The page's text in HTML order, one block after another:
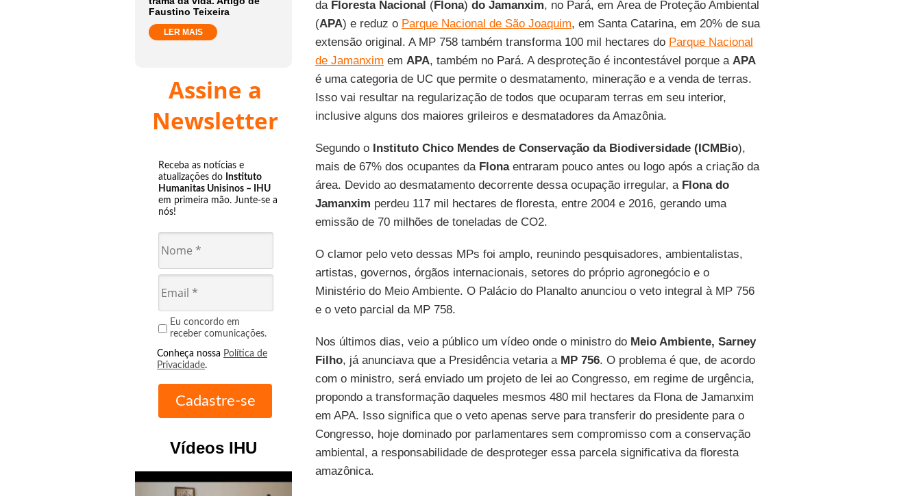
Faustino Teixeira
LER MAIS
Assine a
Newsletter
Receba as notícias e
atualizações do Instituto
Humanitas Unisinos – IHU
em primeira mão. Junte-se a
nós!
Eu concordo em
receber comunicações.
Conheça nossa Política de
Privacidade.
Vídeos IHU
da Floresta Nacional (Flona) do Jamanxim, no Pará, em Área de Proteção Ambiental
(APA) e reduz o Parque Nacional de São Joaquim, em Santa Catarina, em 20% de sua
extensão original. A MP 758 também transforma 100 mil hectares do Parque Nacional
de Jamanxim em APA, também no Pará. A desproteção é incontestável porque a APA
é uma categoria de UC que permite o desmatamento, mineração e a venda de terras.
Isso vai resultar na regularização de todos que ocuparam terras em seu interior,
inclusive alguns dos maiores grileiros e desmatadores da Amazônia.
Segundo o Instituto Chico Mendes de Conservação da Biodiversidade (ICMBio),
mais de 67% dos ocupantes da Flonaentraram pouco antes ou logo após a criação da
área. Devido ao desmatamento decorrente dessa ocupação irregular, aFlona do
Jamanxim perdeu 117 mil hectares de floresta, entre 2004 e 2016, gerando uma
emissão de 70 milhões de toneladas de CO2.
O clamor pelo veto dessas MPs foi amplo, reunindo pesquisadores, ambientalistas,
artistas, governos, órgãos internacionais, setores do próprio agronegócio e o
Ministério do Meio Ambiente. O Palácio do Planalto anunciou o veto integral à MP 756
e o veto parcial da MP 758.
Nos últimos dias, veio a público um vídeo onde o ministro do Meio Ambiente, Sarney
Filho, já anunciava que a Presidência vetaria a MP 756. O problema é que, de acordo
com o ministro, será enviado um projeto de lei ao Congresso, em regime de urgência,
propondo a transformação daqueles mesmos 480 mil hectares da Flona de Jamanxim
em APA. Isso significa que o veto apenas serve para transferir do presidente para o
Congresso, hoje dominado por parlamentares sem compromisso com a conservação
ambiental, a responsabilidade de desproteger essa parcela significativa da floresta
amazônica.